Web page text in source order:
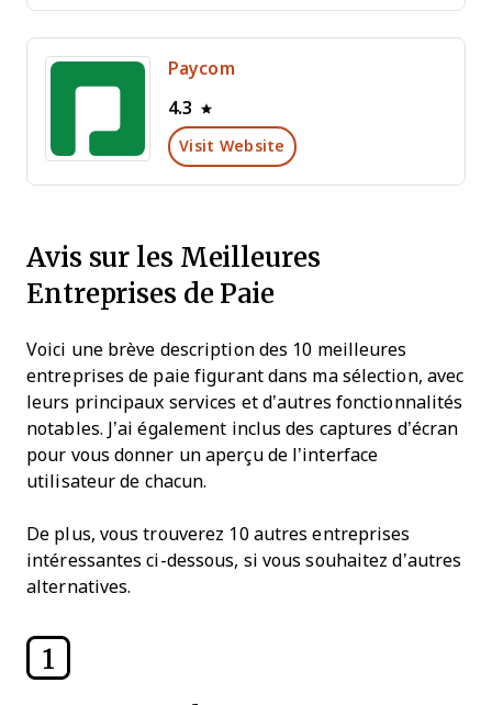
Paycom
4.3
Visit Website
Avis sur les Meilleures
Entreprises de Paie
Voici une brève description des 10 meilleures
entreprises de paie figurant dans ma sélection, avec
leurs principaux services et d’autres fonctionnalités
notables. J’ai également inclus des captures d’écran
pour vous donner un aperçu de l’interface
utilisateur de chacun.
De plus, vous trouverez 10 autres entreprises
intéressantes ci-dessous, si vous souhaitez d’autres
alternatives.
1